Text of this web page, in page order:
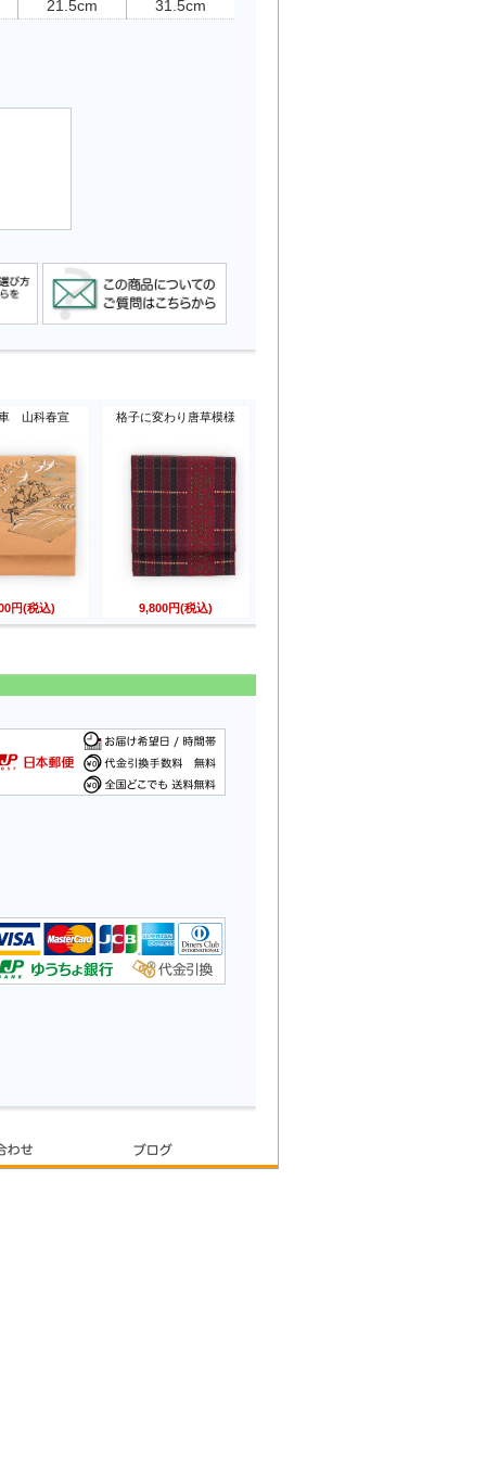
21.5cm
31.5cm
山科春宣
円(税込)
格子に変わり唐草模様
9,800円(税込)